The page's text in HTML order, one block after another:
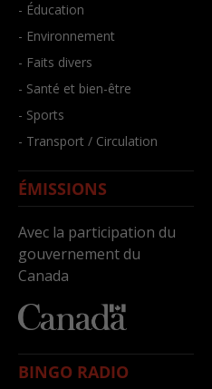
- Éducation
- Environnement
- Faits divers
- Santé et bien-être
- Sports
- Transport / Circulation
ÉMISSIONS
Avec la participation du
gouvernement du
Canada
BINGO RADIO